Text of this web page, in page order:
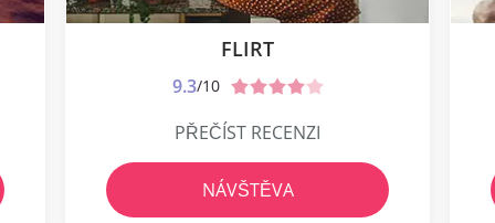
FLIRT
9.3/10
PŘEČÍST RECENZI
NÁVŠTĚVA